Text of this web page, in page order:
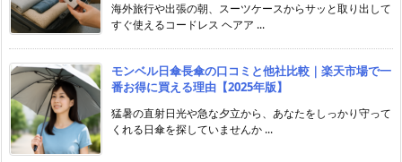
海外旅行や出張の朝、スーツケースからサッと取り出して
すぐ使えるコードレス ヘアア ...
モンベル日傘長傘の口コミと他社比較｜楽天市場で一
番お得に買える理由【2025年版】
猛暑の直射日光や急な夕立から、あなたをしっかり守って
くれる日傘を探していませんか ...